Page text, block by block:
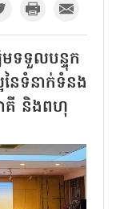
មទទួលបន្ទុក
នៃទំនាក់ទំនង
ាគី និងពហុ